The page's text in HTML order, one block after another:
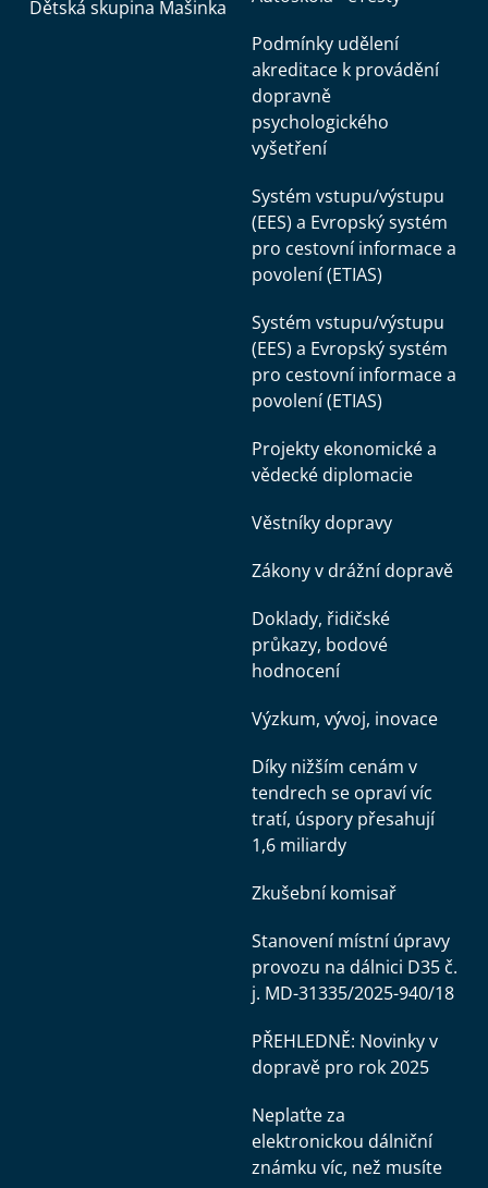
Dětská skupina Mašinka
Podmínky udělení
akreditace k provádění
dopravně
psychologického
vyšetření
Systém vstupu/výstupu
(EES) a Evropský systém
pro cestovní informace a
povolení (ETIAS)
Systém vstupu/výstupu
(EES) a Evropský systém
pro cestovní informace a
povolení (ETIAS)
Projekty ekonomické a
vědecké diplomacie
Věstníky dopravy
Zákony v drážní dopravě
Doklady, řidičské
průkazy, bodové
hodnocení
Výzkum, vývoj, inovace
Díky nižším cenám v
tendrech se opraví víc
tratí, úspory přesahují
1,6 miliardy
Zkušební komisař
Stanovení místní úpravy
provozu na dálnici D35 č.
j. MD-31335/2025-940/18
PŘEHLEDNĚ: Novinky v
dopravě pro rok 2025
Neplaťte za
elektronickou dálniční
známku víc, než musíte